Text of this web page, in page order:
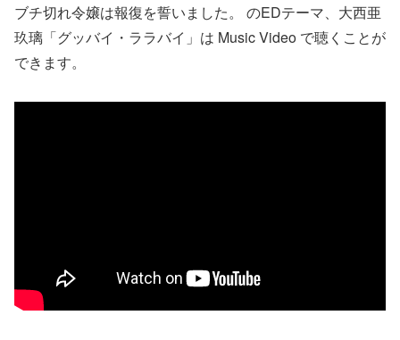
ブチ切れ令嬢は報復を誓いました。 のEDテーマ、大西亜
玖璃「グッバイ・ララバイ」は Music Video で聴くことが
できます。